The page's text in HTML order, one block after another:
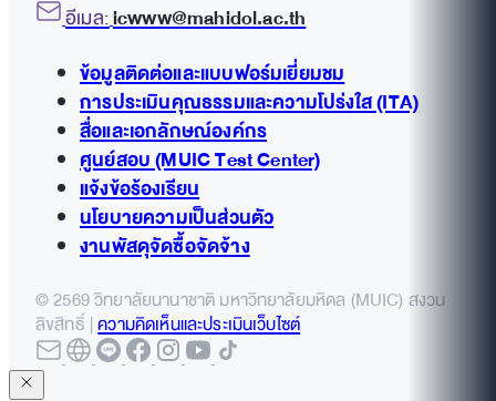
อีเมล:icwww@mahidol.ac.th
ข้อมูลติดต่อและแบบฟอร์มเยี่ยมชม
การประเมินคุณธรรมและความโปร่งใส (ITA)
สื่อและเอกลักษณ์องค์กร
ศูนย์สอบ (MUIC Test Center)
แจ้งข้อร้องเรียน
นโยบายความเป็นส่วนตัว
งานพัสดุจัดซื้อจัดจ้าง
© 2569 วิทยาลัยนานาชาติ มหาวิทยาลัยมหิดล (MUIC) สงวน
ลิขสิทธิ์ |ความคิดเห็นและประเมินเว็บไซต์